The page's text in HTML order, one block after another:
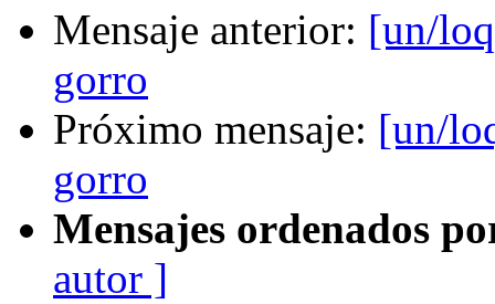
Mensaje anterior: [un/
gorro
Próximo mensaje: [un/
gorro
Mensajes ordenados
autor ]